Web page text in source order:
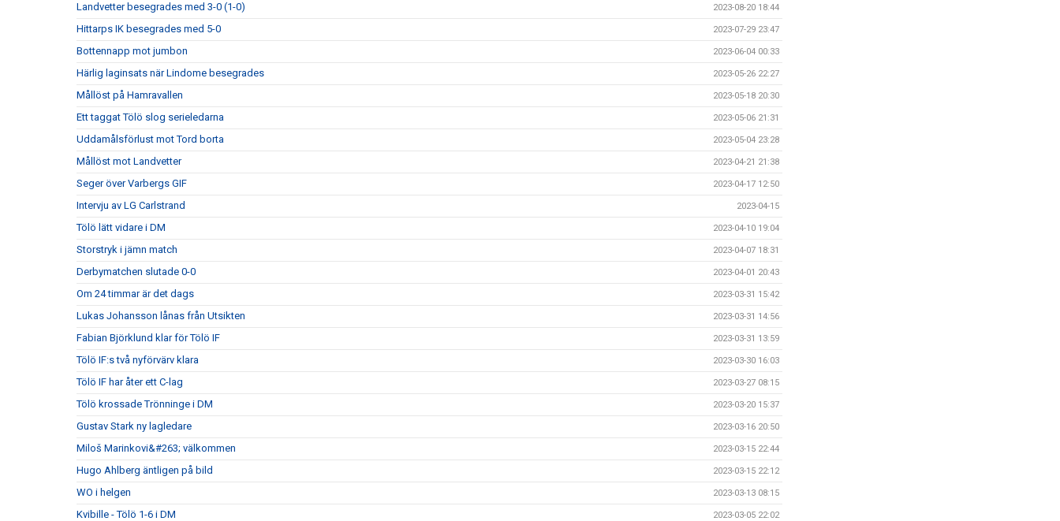
Landvetter besegrades med 3-0 (1-0) 2023-08-20 18:44
Hittarps IK besegrades med 5-0 2023-07-29 23:47
Bottennapp mot jumbon 2023-06-04 00:33
Härlig laginsats när Lindome besegrades 2023-05-26 22:27
Mållöst på Hamravallen 2023-05-18 20:30
Ett taggat Tölö slog serieledarna 2023-05-06 21:31
Uddamålsförlust mot Tord borta 2023-05-04 23:28
Mållöst mot Landvetter 2023-04-21 21:38
Seger över Varbergs GIF 2023-04-17 12:50
Intervju av LG Carlstrand 2023-04-15
Tölö lätt vidare i DM 2023-04-10 19:04
Storstryk i jämn match 2023-04-07 18:31
Derbymatchen slutade 0-0 2023-04-01 20:43
Om 24 timmar är det dags 2023-03-31 15:42
Lukas Johansson lånas från Utsikten 2023-03-31 14:56
Fabian Björklund klar för Tölö IF 2023-03-31 13:59
Tölö IF:s två nyförvärv klara 2023-03-30 16:03
Tölö IF har åter ett C-lag 2023-03-27 08:15
Tölö krossade Trönninge i DM 2023-03-20 15:37
Gustav Stark ny lagledare 2023-03-16 20:50
Miloš Marinkovi&#263; välkommen 2023-03-15 22:44
Hugo Ahlberg äntligen på bild 2023-03-15 22:12
WO i helgen 2023-03-13 08:15
Kvibille - Tölö 1-6 i DM 2023-03-05 22:02